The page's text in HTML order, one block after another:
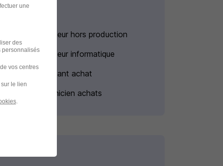
Emploi Acheteur hors production
Emploi Acheteur informatique
Emploi Assistant achat
Emploi Technicien achats
une
des
personnalisés
vos centres
le lien
.